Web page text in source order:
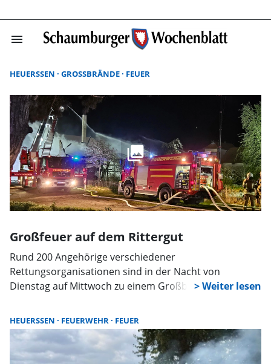
menu Schaumburger
HEUERSSEN GROSSBRÄNDE FEUER
Großfeuer auf dem Rittergut
Rund 200 Angehörige verschiedener
Rettungsorganisationen sind in der Nacht von
Dienstag auf Mittwoch zu einem Großbrand auf dem
Scheune stand in Flammen, die Feuerwehr verhinderte
ein Übergreifen des Feuers auf weitere Gebäude,
niemand wurde verletzt.
HEUERSSEN FEUERWEHR FEUER